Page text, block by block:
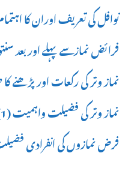
نوافل کی تعریف اوران کا
فرائض نمازسے پہلے اور بعد
نماز وتر کی رکعات اور پڑھنے کا
نماز وتر کی فضیلت واہمیت (1)
فرض نمازوں کی انفرادی